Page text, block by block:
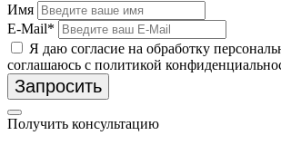
Имя
E-Mail*
Я даю согласие на обработку
соглашаюсь с политикой
Запросить
Получить консультацию